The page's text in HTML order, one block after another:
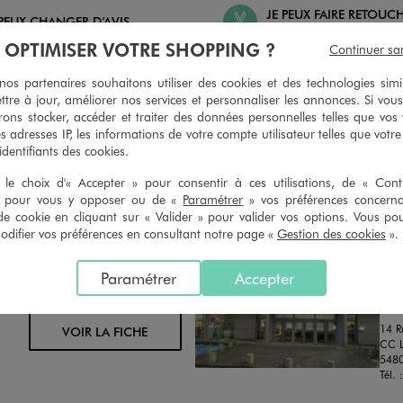
CHANGER D’AVIS
et vous proposons un avoir
pour tout article non
sous 30 jours, sur simple
du ticket de caisse, dans tous les
JE PEUX FAIRE
ARTICLES
Ourlets, ceintures… vous avez la
magasins. Les tarifs sont à
simple demande. Voir conditions
MAGASIN CHOISI
CHOISIR CE MAGASIN
VOIR LA FICHE
14
CC
Tél. :
OPTIMISER VOTRE SHOPPING ?
partenaires souhaitons utiliser des cookies et des technologies
à jour, améliorer nos services et personnaliser les annonces. Si
stocker, accéder et traiter des données personnelles telles que vos
adresses IP, les informations de votre compte utilisateur telles que
des cookies.
le choix d'« Accepter » pour consentir à ces utilisations, de «
pour vous y opposer ou de « Paramétrer » vos préférences
cookie en cliquant sur « Valider » pour valider vos options. Vous
vos préférences en consultant notre page « Gestion des cookies ».
Accepter
Paramétrer
Continuer